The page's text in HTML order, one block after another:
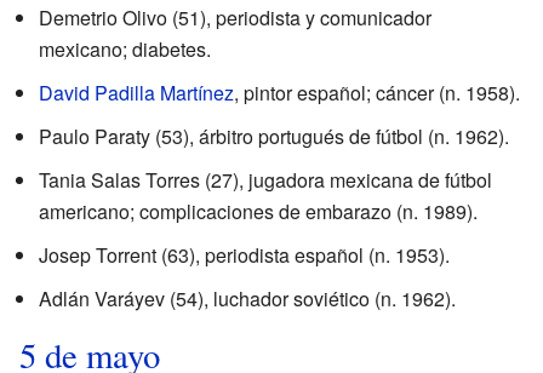
Demetrio Olivo (51), periodista y comunicador
mexicano; diabetes.
David Padilla Martínez, pintor español; cáncer (n. 1958).
Paulo Paraty (53), árbitro portugués de fútbol (n. 1962).
Tania Salas Torres (27), jugadora mexicana de fútbol
americano; complicaciones de embarazo (n. 1989).
Josep Torrent (63), periodista español (n. 1953).
Adlán Varáyev (54), luchador soviético (n. 1962).
5 de mayo